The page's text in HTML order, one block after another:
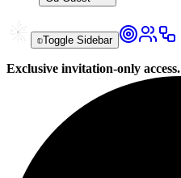
Toggle Sidebar
Exclusive invitation-only access.